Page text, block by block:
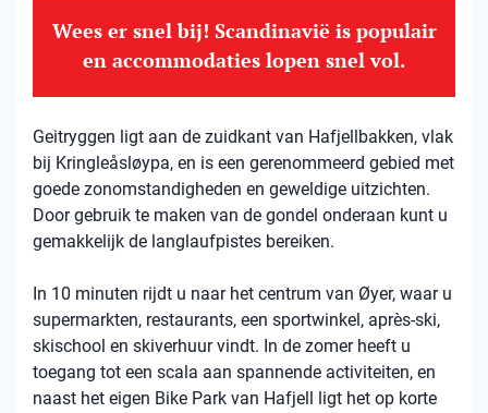
Wees er snel bij! Scandinavië is populair
en accommodaties lopen snel vol.
Geitryggen ligt aan de zuidkant van Hafjellbakken, vlak
bij Kringleåsløypa, en is een gerenommeerd gebied met
goede zonomstandigheden en geweldige uitzichten.
Door gebruik te maken van de gondel onderaan kunt u
gemakkelijk de langlaufpistes bereiken.
In 10 minuten rijdt u naar het centrum van Øyer, waar u
supermarkten, restaurants, een sportwinkel, après-ski,
skischool en skiverhuur vindt. In de zomer heeft u
toegang tot een scala aan spannende activiteiten, en
naast het eigen Bike Park van Hafjell ligt het op korte